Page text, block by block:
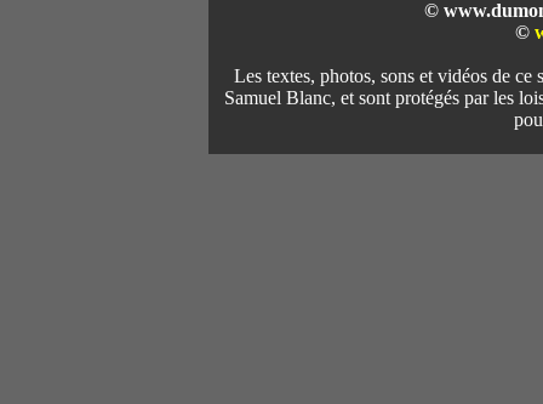
©
©
Les textes, photos, sons et vidéos de
Samuel Blanc, et sont protégés par les